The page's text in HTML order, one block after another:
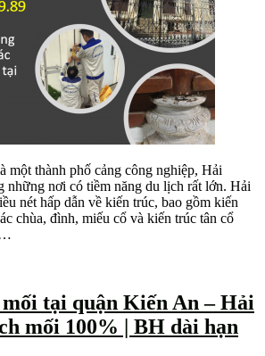
một thành phố cảng công nghiệp, Hải
những nơi có tiềm năng du lịch rất lớn. Hải
nét hấp dẫn về kiến trúc, bao gồm kiến
chùa, đình, miếu cổ và kiến trúc tân cổ
…
tại quận Kiến An – Hải
mối 100% | BH dài hạn